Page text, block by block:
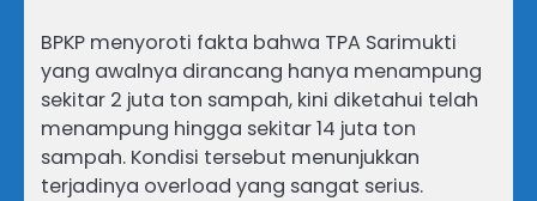
BPKP menyoroti fakta bahwa TPA Sarimukti
yang awalnya dirancang hanya menampung
sekitar 2 juta ton sampah, kini diketahui telah
menampung hingga sekitar 14 juta ton
sampah. Kondisi tersebut menunjukkan
terjadinya overload yang sangat serius.